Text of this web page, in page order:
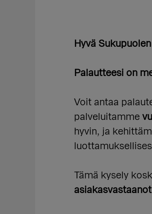
Hyvä
Palautteesi on
Voit antaa
palveluitamme
hyvin, ja
Tämä kysely